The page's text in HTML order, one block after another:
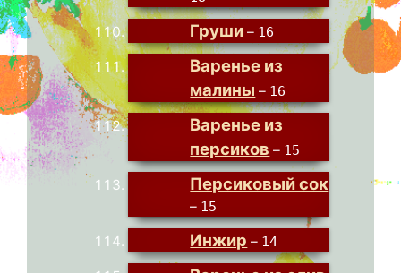
Груши – 16
Варенье из
малины – 16
Варенье из
персиков – 15
Персиковый сок
– 15
Инжир – 14